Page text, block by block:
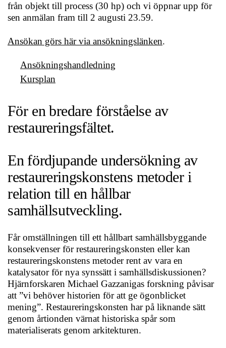
från objekt till process (30 hp) och vi öppnar upp för
sen anmälan fram till 2 augusti 23.59.
Ansökan görs här via ansökningslänken.
Ansökningshandledning
Kursplan
För en bredare förståelse av
restaureringsfältet.
En fördjupande undersökning av
restaureringskonstens metoder i
relation till en hållbar
samhällsutveckling.
Får omställningen till ett hållbart samhällsbyggande
konsekvenser för restaureringskonsten eller kan
restaureringskonstens metoder rent av vara en
katalysator för nya synssätt i samhällsdiskussionen?
Hjärnforskaren Michael Gazzanigas forskning påvisar
att ”vi behöver historien för att ge ögonblicket
mening”. Restaureringskonsten har på liknande sätt
genom årtionden värnat historiska spår som
materialiserats genom arkitekturen.